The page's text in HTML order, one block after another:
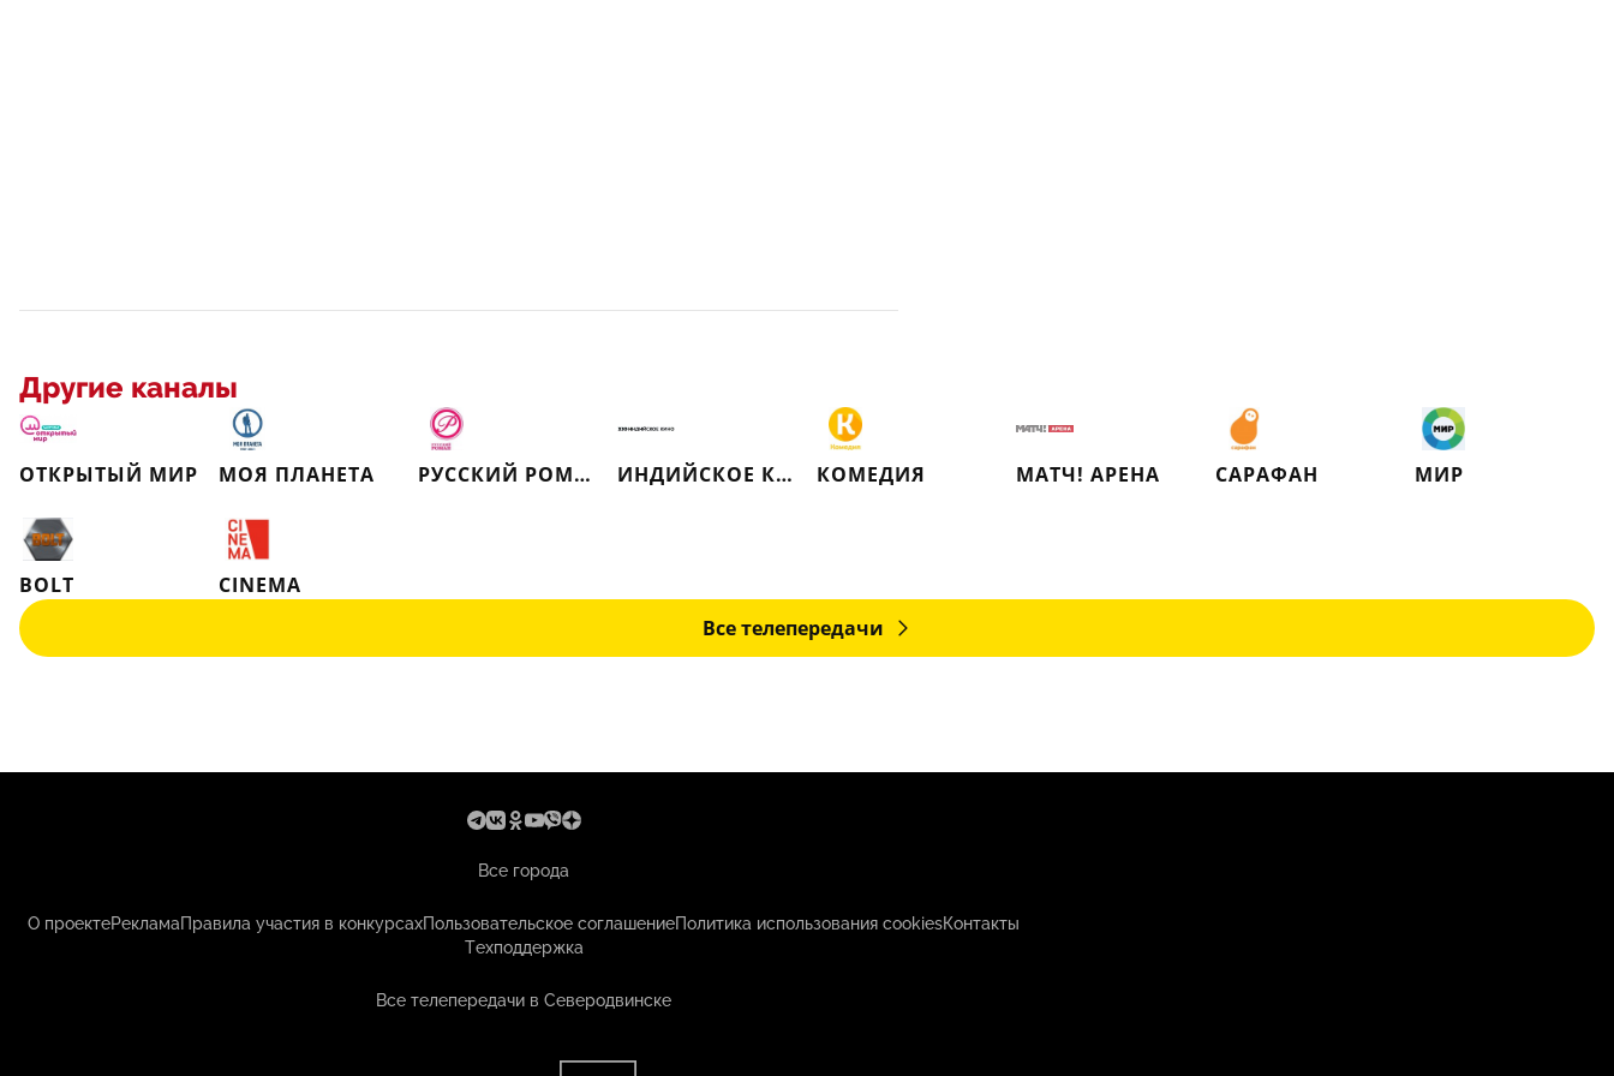
Другие каналы
ОТКРЫТЫЙ МИР МОЯ ПЛАНЕТА РУССКИЙ РОМАН ИНДИЙСКОЕ КИНО КОМЕДИЯ МАТЧ! АРЕНА САРАФАН МИР
BOLT
CINEMA
Все телепередачи
Все города
О проектеРекламаПравила участия в конкурсахПользовательское соглашениеПолитика использования cookiesКонтакты
Техподдержка
Все телепередачи в Северодвинске